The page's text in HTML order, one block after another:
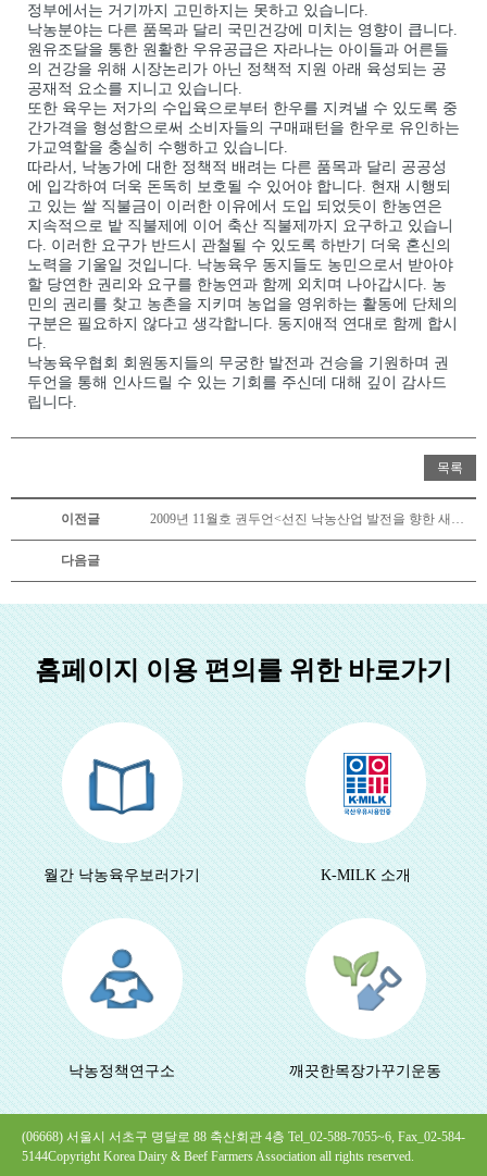
정부에서는 거기까지 고민하지는 못하고 있습니다.
낙농분야는 다른 품목과 달리 국민건강에 미치는 영향이 큽니다.
원유조달을 통한 원활한 우유공급은 자라나는 아이들과 어른들
의 건강을 위해 시장논리가 아닌 정책적 지원 아래 육성되는 공
공재적 요소를 지니고 있습니다.
또한 육우는 저가의 수입육으로부터 한우를 지켜낼 수 있도록 중
간가격을 형성함으로써 소비자들의 구매패턴을 한우로 유인하는
가교역할을 충실히 수행하고 있습니다.
따라서, 낙농가에 대한 정책적 배려는 다른 품목과 달리 공공성
에 입각하여 더욱 돈독히 보호될 수 있어야 합니다. 현재 시행되
고 있는 쌀 직불금이 이러한 이유에서 도입 되었듯이 한농연은
지속적으로 밭 직불제에 이어 축산 직불제까지 요구하고 있습니
다. 이러한 요구가 반드시 관철될 수 있도록 하반기 더욱 혼신의
노력을 기울일 것입니다. 낙농육우 동지들도 농민으로서 받아야
할 당연한 권리와 요구를 한농연과 함께 외치며 나아갑시다. 농
민의 권리를 찾고 농촌을 지키며 농업을 영위하는 활동에 단체의
구분은 필요하지 않다고 생각합니다. 동지애적 연대로 함께 합시
다.
낙농육우협회 회원동지들의 무궁한 발전과 건승을 기원하며 권
두언을 통해 인사드릴 수 있는 기회를 주신데 대해 깊이 감사드
립니다.
목록
이전글 2009년 11월호 권두언<선진 낙농산업 발전을 향한 새로운 역사를 위해>
다음글
홈페이지 이용 편의를 위한 바로가기
월간 낙농육우보러가기 K-MILK 소개
낙농정책연구소 깨끗한목장가꾸기운동
(06668) 서울시 서초구 명달로 88 축산회관 4층 Tel_02-588-7055~6, Fax_02-584-
5144Copyright Korea Dairy & Beef Farmers Association all rights reserved.